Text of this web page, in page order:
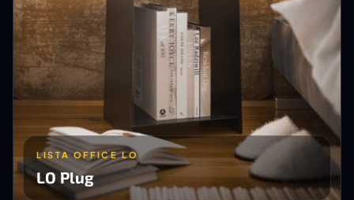
LISTA OFFICE LO
LO Plug